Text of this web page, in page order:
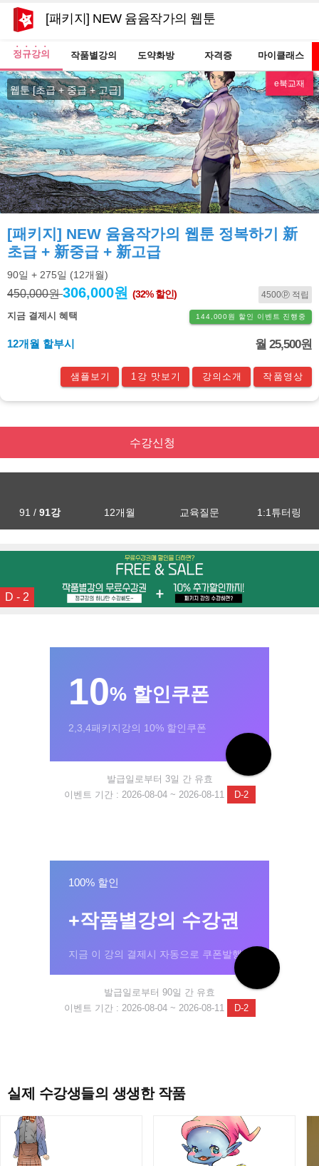
[패키지] NEW 윰윰작가의 웹툰 정복하기 新초급
정규강의 작품별강의 도약화방 자격증 마이클래스
NEW
e북교재
웹툰 [초급 + 중급 + 고급]
[패키지] NEW 윰윰작가의 웹툰 정복하기 新
초급 + 新중급 + 新고급
90일 + 275일 (12개월)
450,000원306,000원 (32% 할인) 4500ⓟ 적립
지금 결제시 혜택 144,000원 할인 이벤트 진행중
12개월 할부시 월 25,500원
샘플보기 1강 맛보기 강의소개 작품영상
수강신청
91 / 91강 12개월 교육질문 1:1튜터링
D - 2
10% 할인쿠폰
2,3,4패키지강의 10% 할인쿠폰
발급일로부터 3일 간 유효
이벤트 기간 : 2026-08-04 ~ 2026-08-11
D-2
100% 할인
+작품별강의 수강권
지금 이 강의 결제시 자동으로 쿠폰발행!
발급일로부터 90일 간 유효
이벤트 기간 : 2026-08-04 ~ 2026-08-11
D-2
실제 수강생들의 생생한 작품